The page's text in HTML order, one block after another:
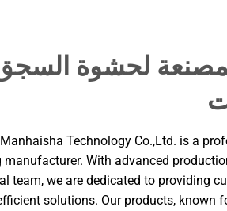
لحشوة
Technology Co.,Ltd. is a
With advanced
team, we are dedicated to providing
solutions. Our products, known